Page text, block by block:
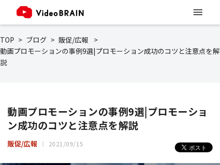
TOP ブログ
販促/広報
動画プロモーションの事例9選|プロモーション成功のコツと注意点を解
説
動画プロモーションの事例9選|プロモーショ
ン成功のコツと注意点を解説
販促/広報 2021/09/15